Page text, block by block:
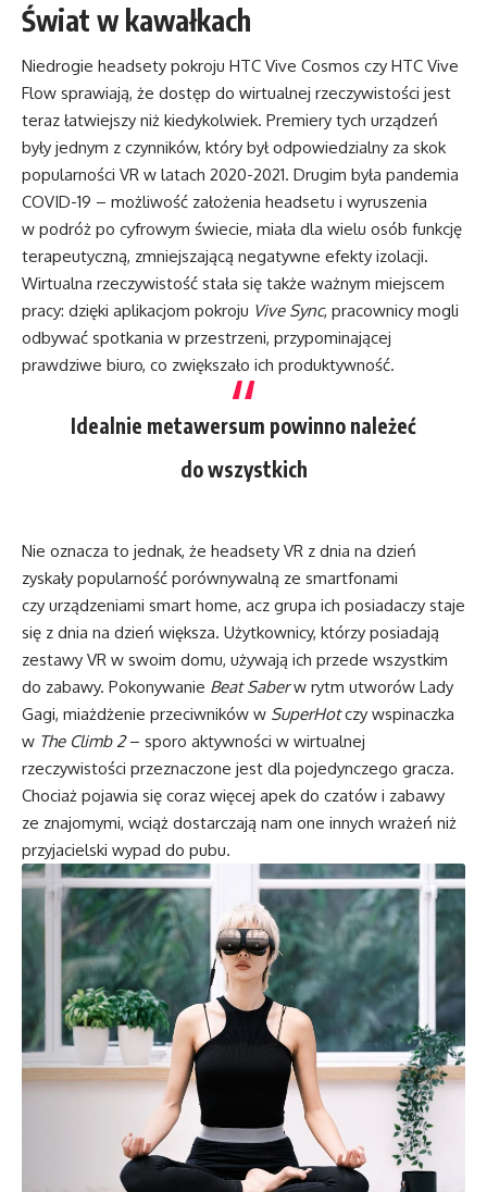
Świat w kawałkach
Niedrogie headsety pokroju HTC Vive Cosmos czy HTC Vive
Flow sprawiają, że dostęp do wirtualnej rzeczywistości jest
teraz łatwiejszy niż kiedykolwiek. Premiery tych urządzeń
były jednym z czynników, który był odpowiedzialny za skok
popularności VR w latach 2020-2021. Drugim była pandemia
COVID-19 – możliwość założenia headsetu i wyruszenia
w podróż po cyfrowym świecie, miała dla wielu osób funkcję
terapeutyczną, zmniejszającą negatywne efekty izolacji.
Wirtualna rzeczywistość stała się także ważnym miejscem
pracy: dzięki aplikacjom pokroju Vive Sync, pracownicy mogli
odbywać spotkania w przestrzeni, przypominającej
prawdziwe biuro, co zwiększało ich produktywność.
Idealnie metawersum powinno należeć
do wszystkich
Nie oznacza to jednak, że headsety VR z dnia na dzień
zyskały popularność porównywalną ze smartfonami
czy urządzeniami smart home, acz grupa ich posiadaczy staje
się z dnia na dzień większa. Użytkownicy, którzy posiadają
zestawy VR w swoim domu, używają ich przede wszystkim
do zabawy. Pokonywanie Beat Saberw rytm utworów Lady
Gagi, miażdżenie przeciwników w SuperHotczy wspinaczka
w The Climb 2– sporo aktywności w wirtualnej
rzeczywistości przeznaczone jest dla pojedynczego gracza.
Chociaż pojawia się coraz więcej apek do czatów i zabawy
ze znajomymi, wciąż dostarczają nam one innych wrażeń niż
przyjacielski wypad do pubu.